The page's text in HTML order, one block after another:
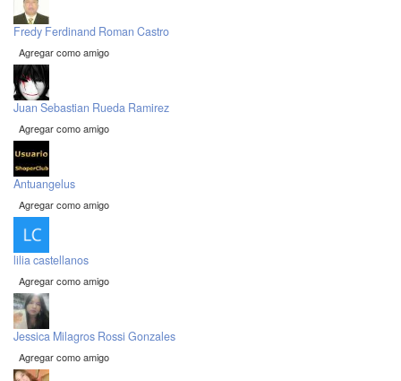
Fredy Ferdinand Roman Castro
Agregar como amigo
Juan Sebastian Rueda Ramirez
Agregar como amigo
Antuangelus
Agregar como amigo
lilia castellanos
Agregar como amigo
Jessica Milagros Rossi Gonzales
Agregar como amigo